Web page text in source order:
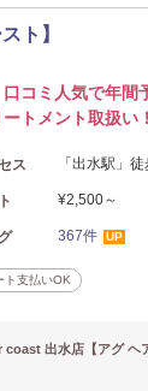
ト】
口コミ人気で年
トメント取扱い！
ス 「出水駅」
¥2,500～
367件 UP
ト支払いOK
出水店【アグ ヘ